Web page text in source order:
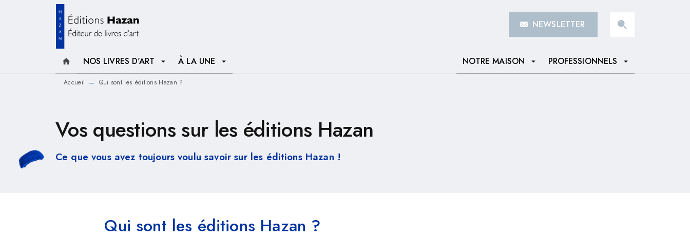
MENU RECHERCHE NEWSLETTER
home NOS LIVRES D'ART arrow_drop_down À LA UNE arrow_drop_down NOTRE MAISON arrow_drop_down PROFESSIONNELS arrow_drop_down
Accueil — Qui sont les éditions Hazan ?
Vos questions sur les éditions Hazan
Ce que vous avez toujours voulu savoir sur les éditions Hazan !
Qui sont les éditions Hazan ?